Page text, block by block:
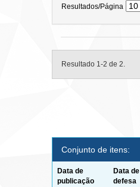
Resultados/Página
Resultado 1-2 de 2.
Conjunto de itens:
Data de
publicação
Data de
defesa